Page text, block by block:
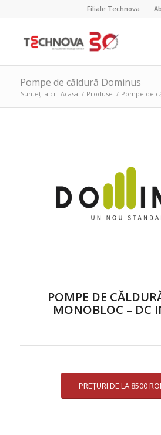
Filiale Technova
Pompe de căldură Dominus
Sunteți aici: Acasa / Produse / Pompe de
POMPE DE
MONOBLOC – DC
PREȚURI DE LA 8500